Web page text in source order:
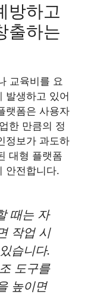
방하고
출하는
교육비를 요
발생하고 있어
랫폼은 사용자
한 만큼의 정
정보가 과도하
대형 플랫폼
안전합니다.
때는 자
작업 시
습니다.
도구를
높이면